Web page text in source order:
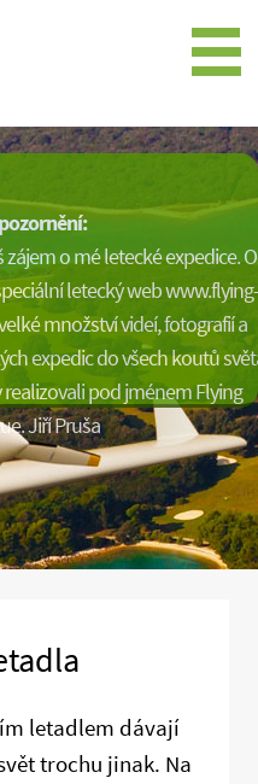
letadlem dávají
trochu jinak. Na
zájem o mé letecké expedice.
letecký web www.flying-
množství videí, fotografií a
expedic do všech koutů
pod jménem Flying
Jiří Pruša
školení